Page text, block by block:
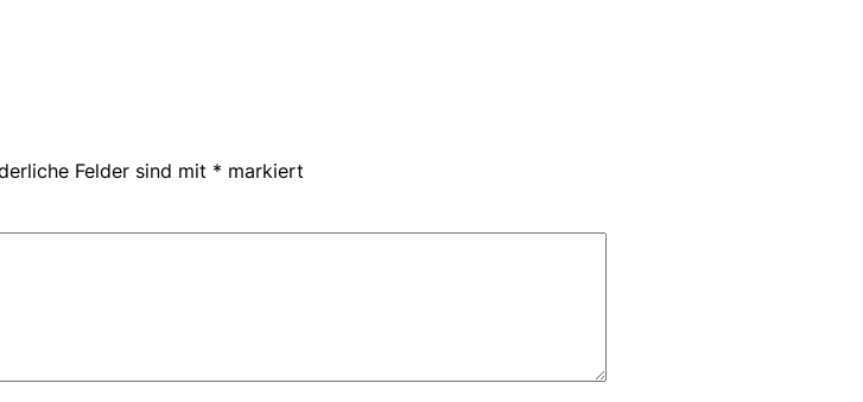
Felder sind mit * markiert